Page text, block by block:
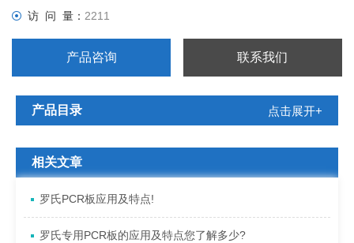
访 问 量：2211
产品咨询 联系我们
产品目录 点击展开+
相关文章
罗氏PCR板应用及特点!
罗氏专用PCR板的应用及特点您了解多少?